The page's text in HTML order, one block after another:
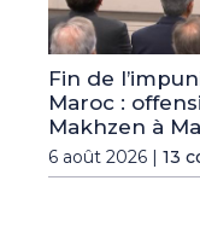
Fin de
Maroc :
Makhzen à
6 août 2026 | 13